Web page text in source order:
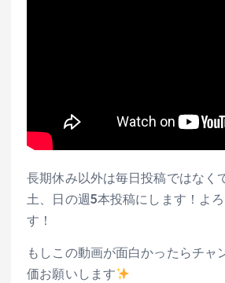
長期休み以外は毎日投稿ではなく
土、日の週5本投稿にします！よ
す！
もしこの動画が面白かったらチャ
価お願いします